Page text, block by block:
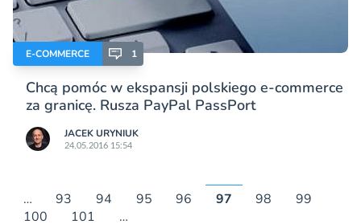
E-COMMERCE 1
Chcą pomóc w ekspansji polskiego e-commerce
za granicę. Rusza PayPal PassPort
JACEK URYNIUK
24.05.2016 15:54
… 93 94 95 96 97 98
99
100
101 …